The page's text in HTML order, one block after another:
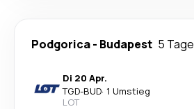
Podgorica- Budapest 5 Tage
Di 20 Apr.
TGD-BUD· 1 Umstieg
LOT